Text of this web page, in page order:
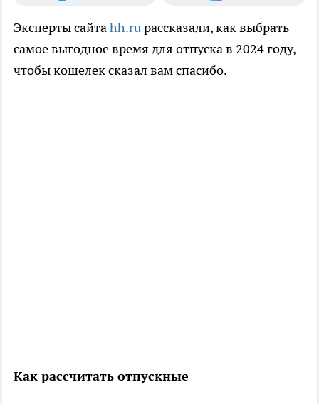
Эксперты сайтаhh.ruрассказали, как выбрать
самое выгодное время для отпуска в 2024 году,
чтобы кошелек сказал вам спасибо.
Как рассчитать отпускные